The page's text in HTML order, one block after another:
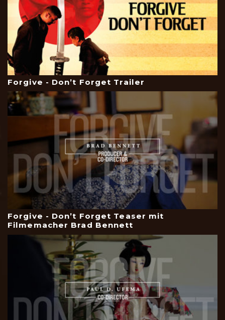
Forgive - Don’t Forget Trailer
Forgive - Don’t Forget Teaser mit
Filmemacher Brad Bennett